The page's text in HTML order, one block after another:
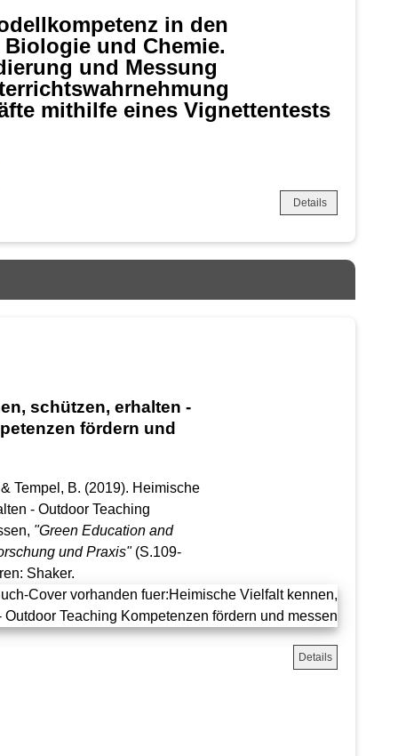
in den
und Chemie.
und Messung
mithilfe eines Vignettentests
Details
schützen, erhalten -
fördern und
Tempel, B. (2019). Heimische
- Outdoor Teaching
"Green Education and
und Praxis"(S.109-
Shaker.
Details